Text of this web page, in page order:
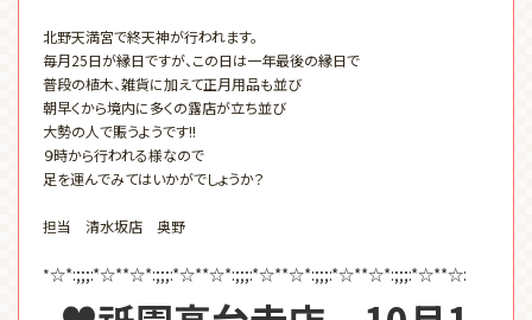
北野天満宮で終天神が行われます。
毎月25日が縁日ですが、この日は一年最後の縁日で
普段の植木、雑貨に加えて正月用品も並び
朝早くから境内に多くの露店が立ち並び
大勢の人で賑うようです!!
９時から行われる様なので
足を運んでみてはいかがでしょうか？
担当 清水坂店 奥野
*☆*:;;;:*☆**☆*:;;;:*☆**☆*:;;;:*☆**☆*:;;;:*☆**☆*:;;;:*☆**☆: